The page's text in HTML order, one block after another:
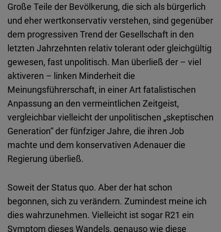
Große Teile der Bevölkerung, die sich als bürgerlich
und eher wertkonservativ verstehen, sind gegenüber
dem progressiven Trend der Gesellschaft in den
letzten Jahrzehnten relativ tolerant oder gleichgültig
gewesen, fast unpolitisch. Man überließ der – viel
aktiveren – linken Minderheit die
Meinungsführerschaft, in einer Art fatalistischen
Anpassung an den vermeintlichen Zeitgeist,
vergleichbar vielleicht der unpolitischen „skeptischen
Generation“ der fünfziger Jahre, die ihren Job
machte und dem konservativen Adenauer die
Regierung überließ.
Soweit der Status quo. Aber der hat schon
begonnen, sich zu verändern. Zumindest meine ich
dies wahrzunehmen. Vielleicht ist sogar R21 ein
Symptom dieses Wandels, genauso wie diese